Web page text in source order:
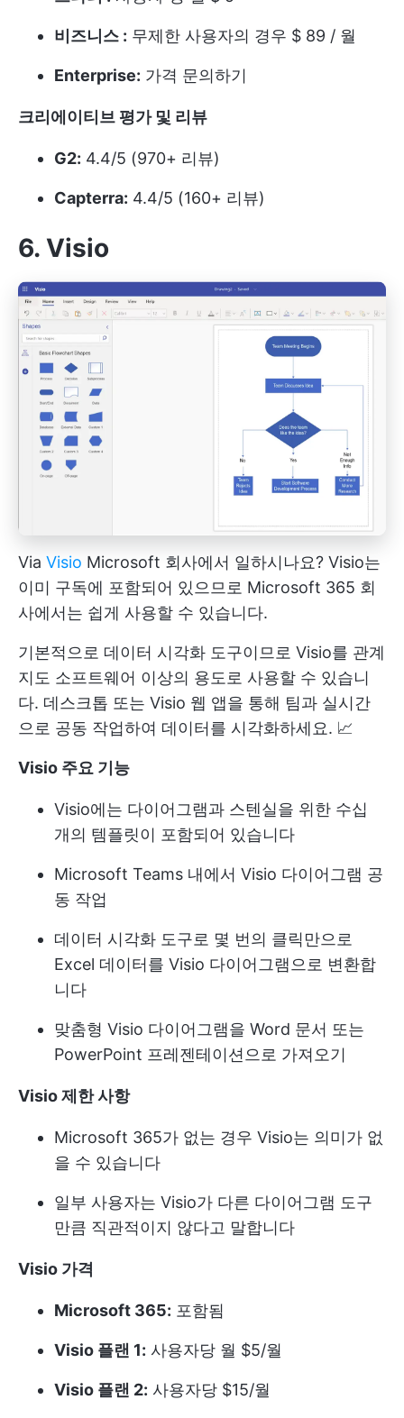
비즈니스 : 무제한 사용자의 경우 $ 89 / 월
Enterprise: 가격 문의하기
크리에이티브 평가 및 리뷰
G2: 4.4/5 (970+ 리뷰)
Capterra: 4.4/5 (160+ 리뷰)
6. Visio
Via Visio Microsoft 회사에서 일하시나요? Visio는
이미 구독에 포함되어 있으므로 Microsoft 365 회
사에서는 쉽게 사용할 수 있습니다.
기본적으로 데이터 시각화 도구이므로 Visio를 관계
지도 소프트웨어 이상의 용도로 사용할 수 있습니
다. 데스크톱 또는 Visio 웹 앱을 통해 팀과 실시간
으로 공동 작업하여 데이터를 시각화하세요. 📈
Visio 주요 기능
Visio에는 다이어그램과 스텐실을 위한 수십
개의 템플릿이 포함되어 있습니다
Microsoft Teams 내에서 Visio 다이어그램 공
동 작업
데이터 시각화 도구로 몇 번의 클릭만으로
Excel 데이터를 Visio 다이어그램으로 변환합
니다
맞춤형 Visio 다이어그램을 Word 문서 또는
PowerPoint 프레젠테이션으로 가져오기
Visio 제한 사항
Microsoft 365가 없는 경우 Visio는 의미가 없
을 수 있습니다
일부 사용자는 Visio가 다른 다이어그램 도구
만큼 직관적이지 않다고 말합니다
Visio 가격
Microsoft 365: 포함됨
Visio 플랜 1: 사용자당 월 $5/월
Visio 플랜 2: 사용자당 $15/월